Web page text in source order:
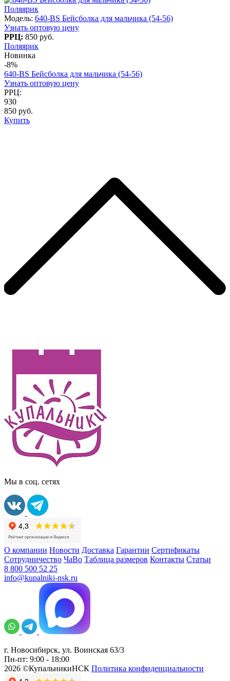
Поляярик
Модель: 640-BS Бейсболка для мальчика (54-56)
Узнать оптовую цену
РРЦ: 850 руб.
Поляярик
Новинка
-8%
640-BS Бейсболка для мальчика (54-56)
Узнать оптовую цену
РРЦ:
930
850 руб.
Купить
Мы в соц. сетях
О компании Новости Доставка Гарантии Сертификаты
Сотрудничество ЧаВо Таблица размеров Контакты Статьи
8 800 500 52 25
info@kupalniki-nsk.ru
г. Новосибирск, ул. Воинская 63/3
Пн-пт: 9:00 - 18:00
2026 ©КупальникиНСК Политика конфиденциальности